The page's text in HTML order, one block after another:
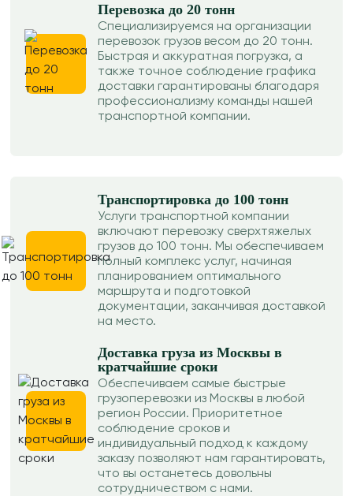
Перевозка до 20 тонн
Специализируемся на организации
перевозок грузов весом до 20 тонн.
Быстрая и аккуратная погрузка, а
также точное соблюдение графика
доставки гарантированы благодаря
профессионализму команды нашей
транспортной компании.
Транспортировка до 100 тонн
Услуги транспортной компании
включают перевозку сверхтяжелых
грузов до 100 тонн. Мы обеспечиваем
полный комплекс услуг, начиная
планированием оптимального
маршрута и подготовкой
документации, заканчивая доставкой
на место.
Доставка груза из Москвы в
кратчайшие сроки
Обеспечиваем самые быстрые
грузоперевозки из Москвы в любой
регион России. Приоритетное
соблюдение сроков и
индивидуальный подход к каждому
заказу позволяют нам гарантировать,
что вы останетесь довольны
сотрудничеством с нами.